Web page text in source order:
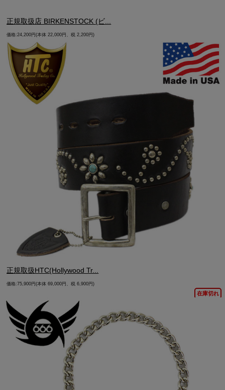
正規取扱店 BIRKENSTOCK (ビ...
価格:24,200円(本体 22,000円、税 2,200円)
正規取扱HTC(Hollywood Tr...
価格:75,900円(本体 69,000円、税 6,900円)
在庫切れ